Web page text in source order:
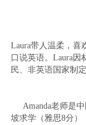
Laura带人温柔，喜
口说英语。Laura
民、非英语国家制
Amanda老师是
坡求学（雅思8分）